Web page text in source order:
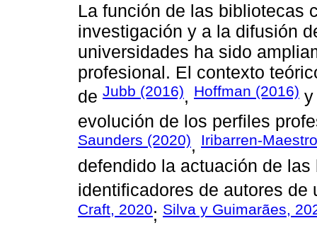
La función de las bibliotecas
investigación y a la difusión
universidades ha sido
profesional. El contexto
de Jubb (2016), Hoffman (2016)
evolución de los perfiles
Saunders (2020), Iribarren-
defendido la actuación de
identificadores de autores de
Craft, 2020; Silva y Guimarães,